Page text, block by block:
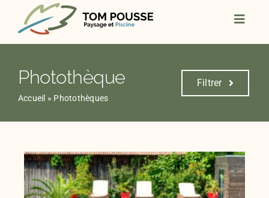
content
Photothèque
Accueil » Photothèques
Filtrer